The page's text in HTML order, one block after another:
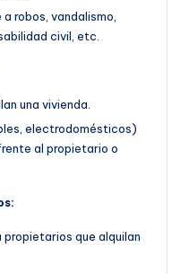
robos, vandalismo,
civil, etc.
una vivienda.
electrodomésticos)
al propietario o
que alquilan